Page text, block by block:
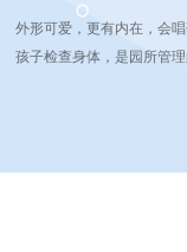
外形可爱，更有内在，会
孩子检查身体，是园所管理